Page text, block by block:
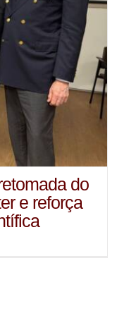
do
e reforça